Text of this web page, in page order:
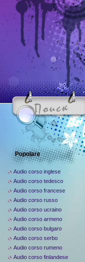
Popolare
Audio corso inglese
Audio corso tedesco
Audio corso francese
Audio corso russo
Audio corso ucraino
Audio corso armeno
Audio corso bulgaro
Audio corso serbo
Audio corso rumeno
Audio corso finlandese